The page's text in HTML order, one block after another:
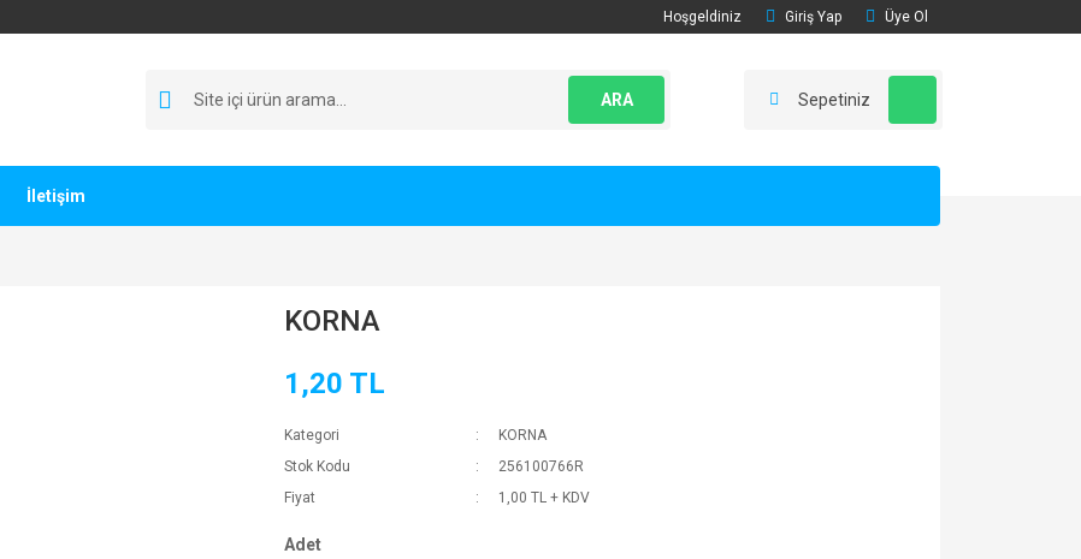
Hoşgeldiniz Giriş Yap Üye Ol
ARA Sepetiniz
İletişim
KORNA
1,20 TL
Kategori
KORNA
Stok Kodu
256100766R
Fiyat
1,00 TL + KDV
Adet